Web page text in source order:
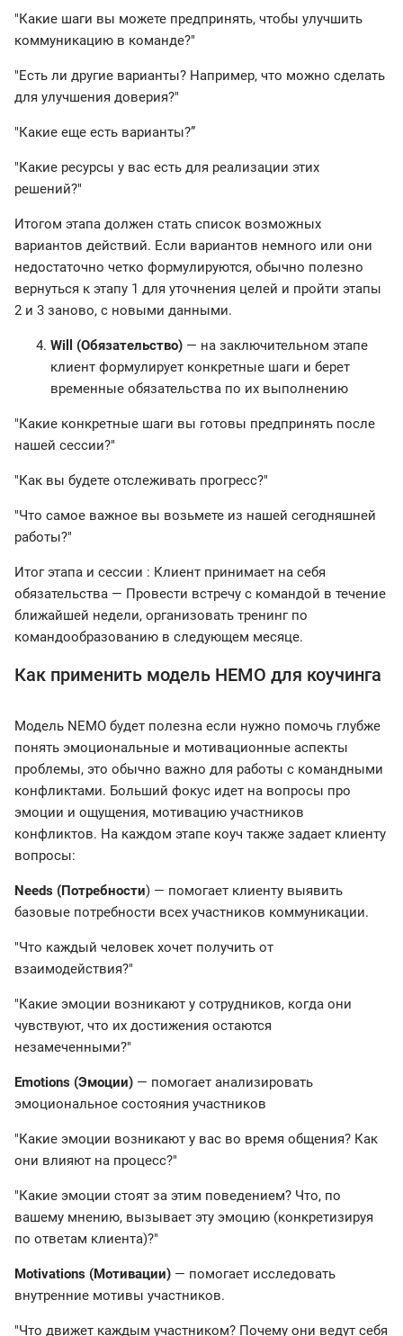
"Какие шаги вы можете предпринять, чтобы улучшить
коммуникацию в команде?"
"Есть ли другие варианты? Например, что можно сделать
для улучшения доверия?"
"Какие еще есть варианты?”
"Какие ресурсы у вас есть для реализации этих
решений?"
Итогом этапа должен стать список возможных
вариантов действий. Если вариантов немного или они
недостаточно четко формулируются, обычно полезно
вернуться к этапу 1 для уточнения целей и пройти этапы
2 и 3 заново, с новыми данными.
Will (Обязательство) — на заключительном этапе
клиент формулирует конкретные шаги и берет
временные обязательства по их выполнению
"Какие конкретные шаги вы готовы предпринять после
нашей сессии?"
"Как вы будете отслеживать прогресс?"
"Что самое важное вы возьмете из нашей сегодняшней
работы?"
Итог этапа и сессии : Клиент принимает на себя
обязательства — Провести встречу с командой в течение
ближайшей недели, организовать тренинг по
командообразованию в следующем месяце.
Как применить модель НЕМО для коучинга
Модель NEMO будет полезна если нужно помочь глубже
понять эмоциональные и мотивационные аспекты
проблемы, это обычно важно для работы с командными
конфликтами. Больший фокус идет на вопросы про
эмоции и ощущения, мотивацию участников
конфликтов. На каждом этапе коуч также задает клиенту
вопросы:
Needs (Потребности) — помогает клиенту выявить
базовые потребности всех участников коммуникации.
"Что каждый человек хочет получить от
взаимодействия?"
"Какие эмоции возникают у сотрудников, когда они
чувствуют, что их достижения остаются
незамеченными?"
Emotions (Эмоции) — помогает анализировать
эмоциональное состояния участников
"Какие эмоции возникают у вас во время общения? Как
они влияют на процесс?"
"Какие эмоции стоят за этим поведением? Что, по
вашему мнению, вызывает эту эмоцию (конкретизируя
по ответам клиента)?"
Motivations (Мотивации) — помогает исследовать
внутренние мотивы участников.
"Что движет каждым участником? Почему они ведут себя